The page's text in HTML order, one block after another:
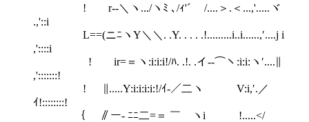
! r--＼ヽ.../ヽﾐ ､/ｨ'´ /....＞.＜...,'.....ヾ
.,'::i
L==(ニﾆヽY＼＼. .Y. . . . .!.........i..i......,′....j i
,'::::i
! ir=＝ヽ:i:i:i!/ﾊ. .!. .イ-‐⌒ヽ:i:i:ヽ′....∥
,':::::::!
! ∥.....Y:i:i:i:i:!/ｲ-／二ヽ V:i,′.／
ｲ!::::::::!
｛ ∥ー- ﾆﾆ二=＝ ￣ ヽi !.....</